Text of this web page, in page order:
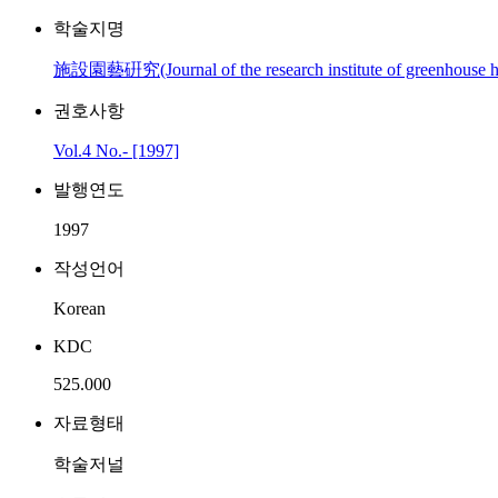
학술지명
施設園藝硏究(Journal of the research institute of greenhouse
권호사항
Vol.4 No.- [1997]
발행연도
1997
작성언어
Korean
KDC
525.000
자료형태
학술저널